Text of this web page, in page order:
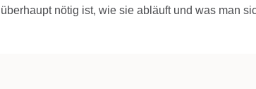
nötig ist, wie sie abläuft und was man